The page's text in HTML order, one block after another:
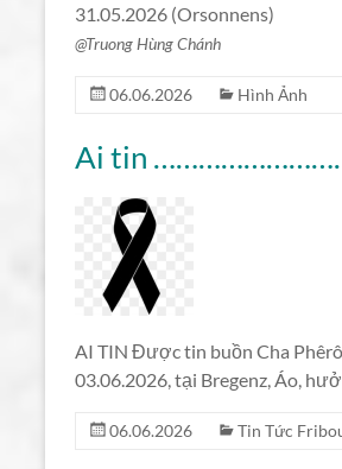
31.05.2026 (Orsonnens)
@Truong Hùng Chánh
06.06.2026 Hình Ảnh
Ai tin
AI TIN Được tin buồn Cha
03.06.2026, tại Bregenz, Áo,
06.06.2026 Tin Tức